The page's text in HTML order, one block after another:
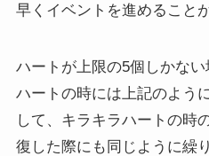
早くイベントを進めること
ハートが上限の5個しかな
ハートの時には上記のよう
して、キラキラハートの時
復した際にも同じように繰